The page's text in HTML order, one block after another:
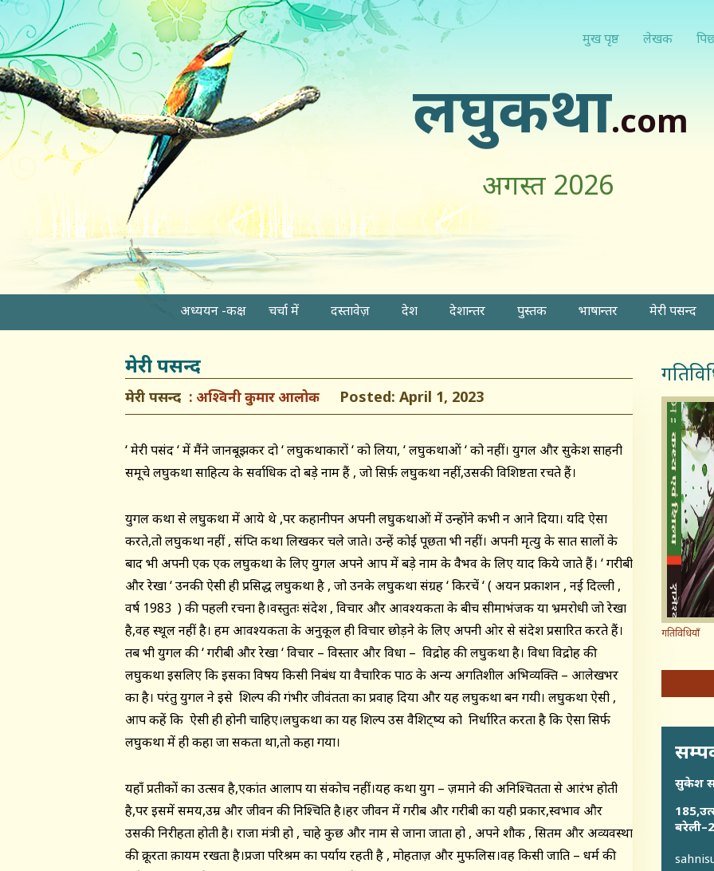
मुख पृष्ठ लेखक
लघुकथा.com
अगस्त 2026
अध्ययन -कक्ष चर्चा में दस्तावेज़ देश देशान्तर पुस्तक भाषान्तर मेरी पसन्द
मेरी पसन्द
मेरी पसन्द अश्विनी कुमार आलोक Posted: April 1, 2023
‘ मेरी पसंद ‘ में मैंने जानबूझकर दो ‘ लघुकथाकारों ‘ को लिया, ‘ लघुकथाओं ‘ को नहीं। युगल और सुकेश साहनी
समूचे लघुकथा साहित्य के सर्वाधिक दो बड़े नाम हैं , जो सिर्फ़ लघुकथा नहीं,उसकी विशिष्टता रचते हैं।
युगल कथा से लघुकथा में आये थे ,पर कहानीपन अपनी लघुकथाओं में उन्होंने कभी न आने दिया। यदि ऐसा
करते,तो लघुकथा नहीं , संक्षिप्त कथा लिखकर चले जाते। उन्हें कोई पूछता भी नहीं। अपनी मृत्यु के सात सालों के
बाद भी अपनी एक एक लघुकथा के लिए युगल अपने आप में बड़े नाम के वैभव के लिए याद किये जाते हैं। ‘ गरीबी
और रेखा ‘ उनकी ऐसी ही प्रसिद्ध लघुकथा है , जो उनके लघुकथा संग्रह ‘ किरचें ‘ ( अयन प्रकाशन , नई दिल्ली ,
वर्ष 1983 ) की पहली रचना है।वस्तुतः संदेश , विचार और आवश्यकता के बीच सीमाभंजक या भ्रमरोधी जो रेखा
है,वह स्थूल नहीं है। हम आवश्यकता के अनुकूल ही विचार छोड़ने के लिए अपनी ओर से संदेश प्रसारित करते हैं।
तब भी युगल की ‘ गरीबी और रेखा ‘ विचार – विस्तार और विधा – विद्रोह की लघुकथा है। विधा विद्रोह की
लघुकथा इसलिए कि इसका विषय किसी निबंध या वैचारिक पाठ के अन्य अगतिशील अभिव्यक्ति – आलेखभर
का है। परंतु युगल ने इसे शिल्प की गंभीर जीवंतता का प्रवाह दिया और यह लघुकथा बन गयी। लघुकथा ऐसी ,
आप कहें कि ऐसी ही होनी चाहिए।लघुकथा का यह शिल्प उस वैशिट्ष्य को निर्धारित करता है कि ऐसा सिर्फ
लघुकथा में ही कहा जा सकता था,तो कहा गया।
यहाँ प्रतीकों का उत्सव है,एकांत आलाप या संकोच नहीं।यह कथा युग – ज़माने की अनिश्चितता से आरंभ होती
है,पर इसमें समय,उम्र और जीवन की निश्चिति है।हर जीवन में गरीब और गरीबी का यही प्रकार,स्वभाव और
उसकी निरीहता होती है। राजा मंत्री हो , चाहे कुछ और नाम से जाना जाता हो , अपने शौक , सितम और अव्यवस्था
की क्रूरता क़ायम रखता है।प्रजा परिश्रम का पर्याय रहती है , मोहताज़ और मुफलिस।वह किसी जाति – धर्म की
गतिविधियाँ
सुकेश